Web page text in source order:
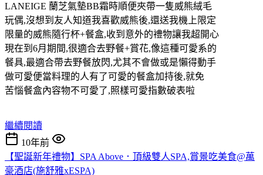
LANEIGE 蘭芝氣墊BB霜時順便夾帶一隻威熊絨毛
玩偶,沒想到友人知道我喜歡威熊後,還送我機上限定
限量的威熊隨行杯+餐盒,收到意外的禮物讓我超開心
現在到6月期間,很適合去野餐+賞花,像這種可愛系的
餐具,最適合帶去野餐放閃,尤其不會做或是懶得動手
做可愛便當料理的人有了可愛的餐盒加持後,就免
苦惱餐盒內容物不可愛了,照樣可愛指數破表啦
繼續閱讀
10年前
【聖誕新年禮物】SPA Above．頂級雙人SPA,賞景吃美食@萬
豪酒店(施舒雅xESPA)